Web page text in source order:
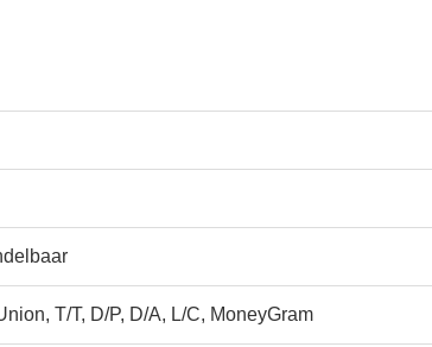
T/T, D/P, D/A, L/C, MoneyGram